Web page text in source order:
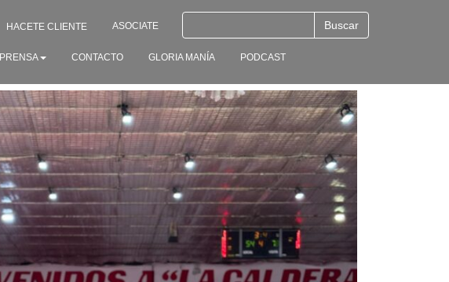
HACETE CLIENTE ASOCIATE
PRENSA CONTACTO GLORIA MANÍA PODCAST